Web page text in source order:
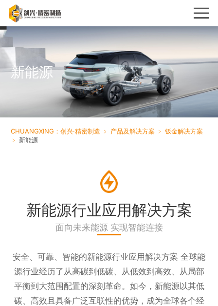
新能源
CHUANGXING：创兴·精密制造 ﹥ 产品及解决方案 ﹥钣金解决方案
﹥ 新能源
新能源行业应用解决方案
面向未来能源 实现智能连接
安全、可靠、智能的新能源行业应用解决方案 全球能
源行业经历了从高碳到低碳、从低效到高效、从局部
平衡到大范围配置的深刻革命。如今，新能源以其低
碳、高效且具备广泛互联性的优势，成为全球各个经